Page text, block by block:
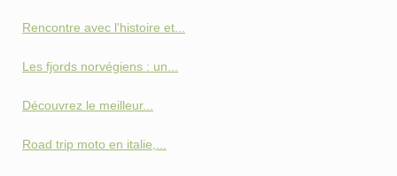
Rencontre avec l'histoire et...
Les fjords norvégiens : un...
Découvrez le meilleur...
Road trip moto en italie,...